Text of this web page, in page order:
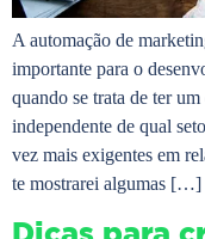
A automação de
importante para o
quando se trata de ter
independente de qual
vez mais exigentes em
te mostrarei algumas […]